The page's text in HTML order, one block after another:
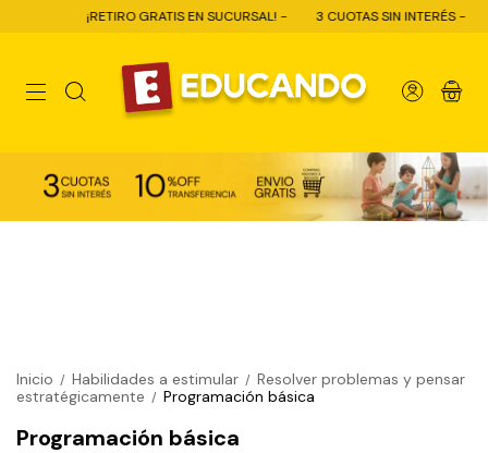
¡RETIRO GRATIS EN SUCURSAL! - 3 CUOTAS SIN INTERÉS -
0
Inicio / Habilidades a estimular / Resolver problemas y pensar
estratégicamente / Programación básica
Programación básica